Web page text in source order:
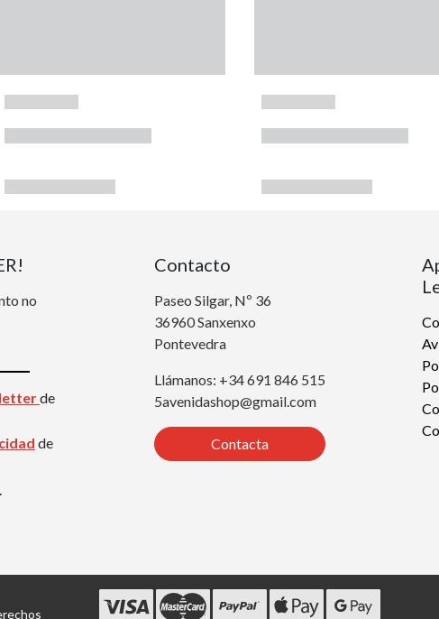
no
de
de
Contacto
Paseo Silgar, Nº 36
36960 Sanxenxo
Pontevedra
Llámanos: +34 691 846 515
5avenidashop@gmail.com
Contacta